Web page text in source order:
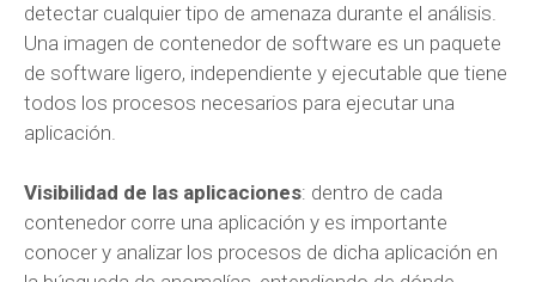
detectar cualquier tipo de amenaza durante el análisis.
Una imagen de contenedor de software es un paquete
de software ligero, independiente y ejecutable que tiene
todos los procesos necesarios para ejecutar una
aplicación.
Visibilidad de las aplicaciones: dentro de cada
contenedor corre una aplicación y es importante
conocer y analizar los procesos de dicha aplicación en